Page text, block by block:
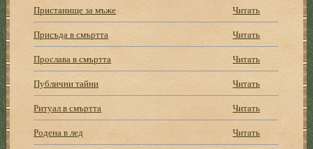
Пристанище за мъже
Читать
Присъда в смъртта
Читать
Прослава в смъртта
Читать
Публични тайни
Читать
Ритуал в смъртта
Читать
Родена в лед
Читать